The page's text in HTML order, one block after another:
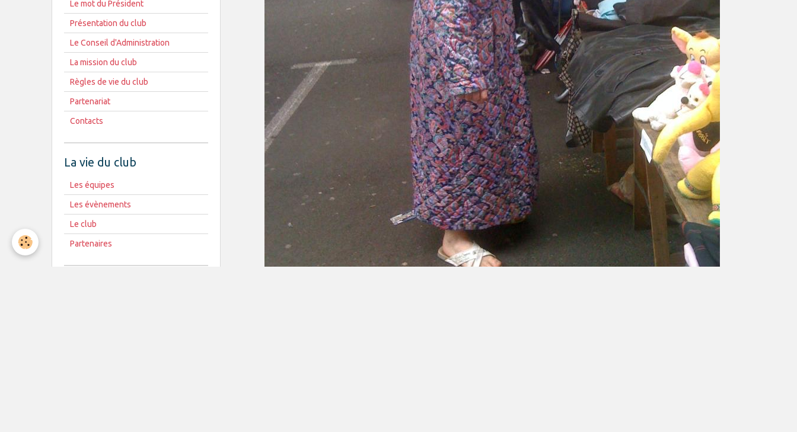
Le mot du Président
Présentation du club
Le Conseil d'Administration
La mission du club
Règles de vie du club
Partenariat
Contacts
La vie du club
Les équipes
Les évènements
Le club
Partenaires